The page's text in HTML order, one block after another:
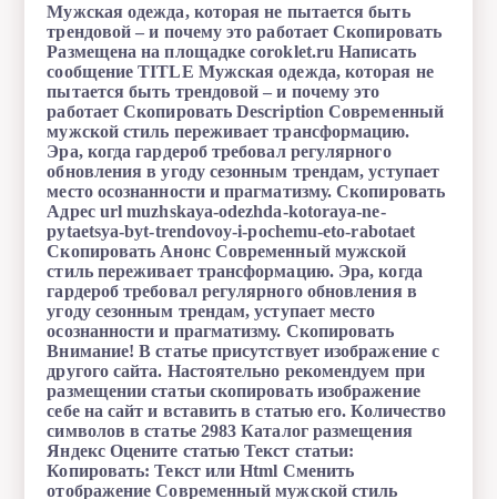
Мужская одежда, которая не пытается быть
трендовой – и почему это работает Скопировать
Размещена на площадке coroklet.ru Написать
сообщение TITLE Мужская одежда, которая не
пытается быть трендовой – и почему это
работает Скопировать Description Современный
мужской стиль переживает трансформацию.
Эра, когда гардероб требовал регулярного
обновления в угоду сезонным трендам, уступает
место осознанности и прагматизму. Скопировать
Адрес url muzhskaya-odezhda-kotoraya-ne-
pytaetsya-byt-trendovoy-i-pochemu-eto-rabotaet
Скопировать Анонс Современный мужской
стиль переживает трансформацию. Эра, когда
гардероб требовал регулярного обновления в
угоду сезонным трендам, уступает место
осознанности и прагматизму. Скопировать
Внимание! В статье присутствует изображение с
другого сайта. Настоятельно рекомендуем при
размещении статьи скопировать изображение
себе на сайт и вставить в статью его. Количество
символов в статье 2983 Каталог размещения
Яндекс Оцените статью Текст статьи:
Копировать: Текст или Html Cменить
отображение Современный мужской стиль